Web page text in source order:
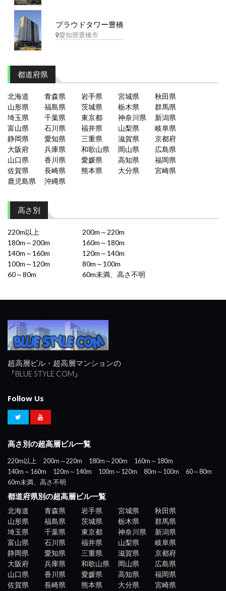
プラウドタワー豊橋
愛知県豊橋市
都道府県
北海道 青森県 岩手県 宮城県
秋田県
山形県
福島県 茨城県 栃木県
群馬県
埼玉県
千葉県 東京都 神奈川県
新潟県
富山県
石川県 福井県 山梨県
岐阜県
静岡県
愛知県 三重県 滋賀県
京都府
大阪府
兵庫県 和歌山県 岡山県
広島県
山口県
香川県 愛媛県 高知県
福岡県
佐賀県
長崎県 熊本県 大分県
宮崎県
鹿児島県
沖縄県
高さ別
220m以上
200m～220m
180m～200m
160m～180m
140m～160m
120m～140m
100m～120m
80m～100m
60～80m
60m未満、高さ不明
超高層ビル・超高層マンションの
『BLUE STYLE COM』
Follow Us
高さ別の超高層ビル一覧
220m以上 200m～220m 180m～200m
160m～180m
140m～160m
120m～140m 100m～120m 80m～100m
60～80m
60m未満、高さ不明
都道府県別の超高層ビル一覧
北海道 青森県 岩手県 宮城県
秋田県
山形県
福島県 茨城県 栃木県
群馬県
埼玉県
千葉県 東京都 神奈川県
新潟県
富山県
石川県 福井県 山梨県
岐阜県
静岡県
愛知県 三重県 滋賀県
京都府
大阪府
兵庫県 和歌山県 岡山県
広島県
山口県
香川県 愛媛県 高知県
福岡県
佐賀県
長崎県 熊本県 大分県 宮崎県